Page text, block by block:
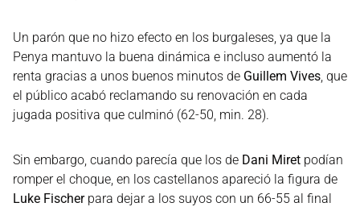
Un parón que no hizo efecto en los burgaleses, ya que la
Penya mantuvo la buena dinámica e incluso aumentó la
renta gracias a unos buenos minutos de Guillem Vives, que
el público acabó reclamando su renovación en cada
jugada positiva que culminó (62-50, min. 28).
Sin embargo, cuando parecía que los de Dani Miret podían
romper el choque, en los castellanos apareció la figura de
Luke Fischerpara dejar a los suyos con un 66-55 al final